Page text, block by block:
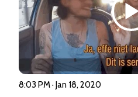
8:03 PM · Jan 18, 2020